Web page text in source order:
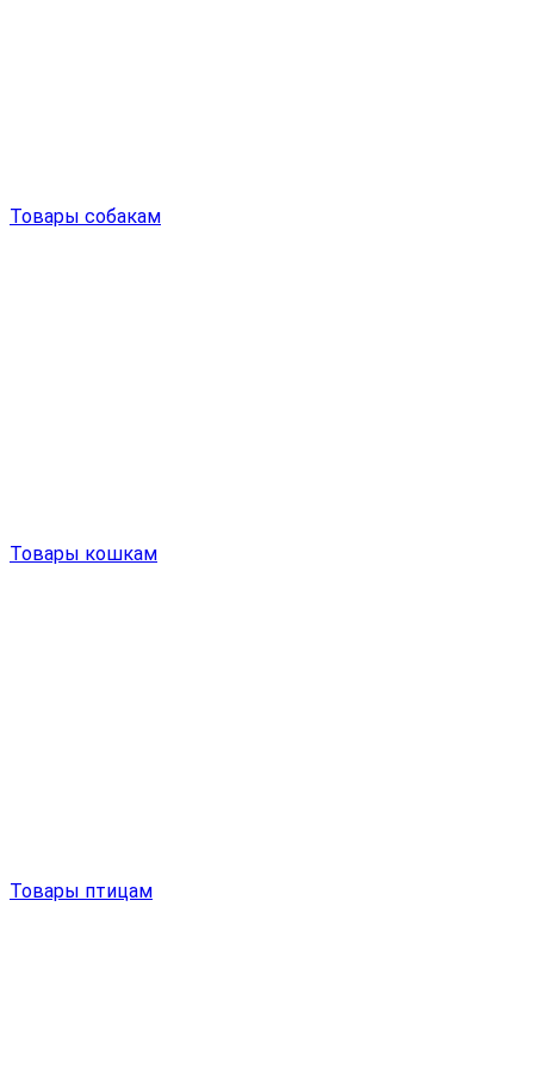
Товары собакам
Товары кошкам
Товары птицам